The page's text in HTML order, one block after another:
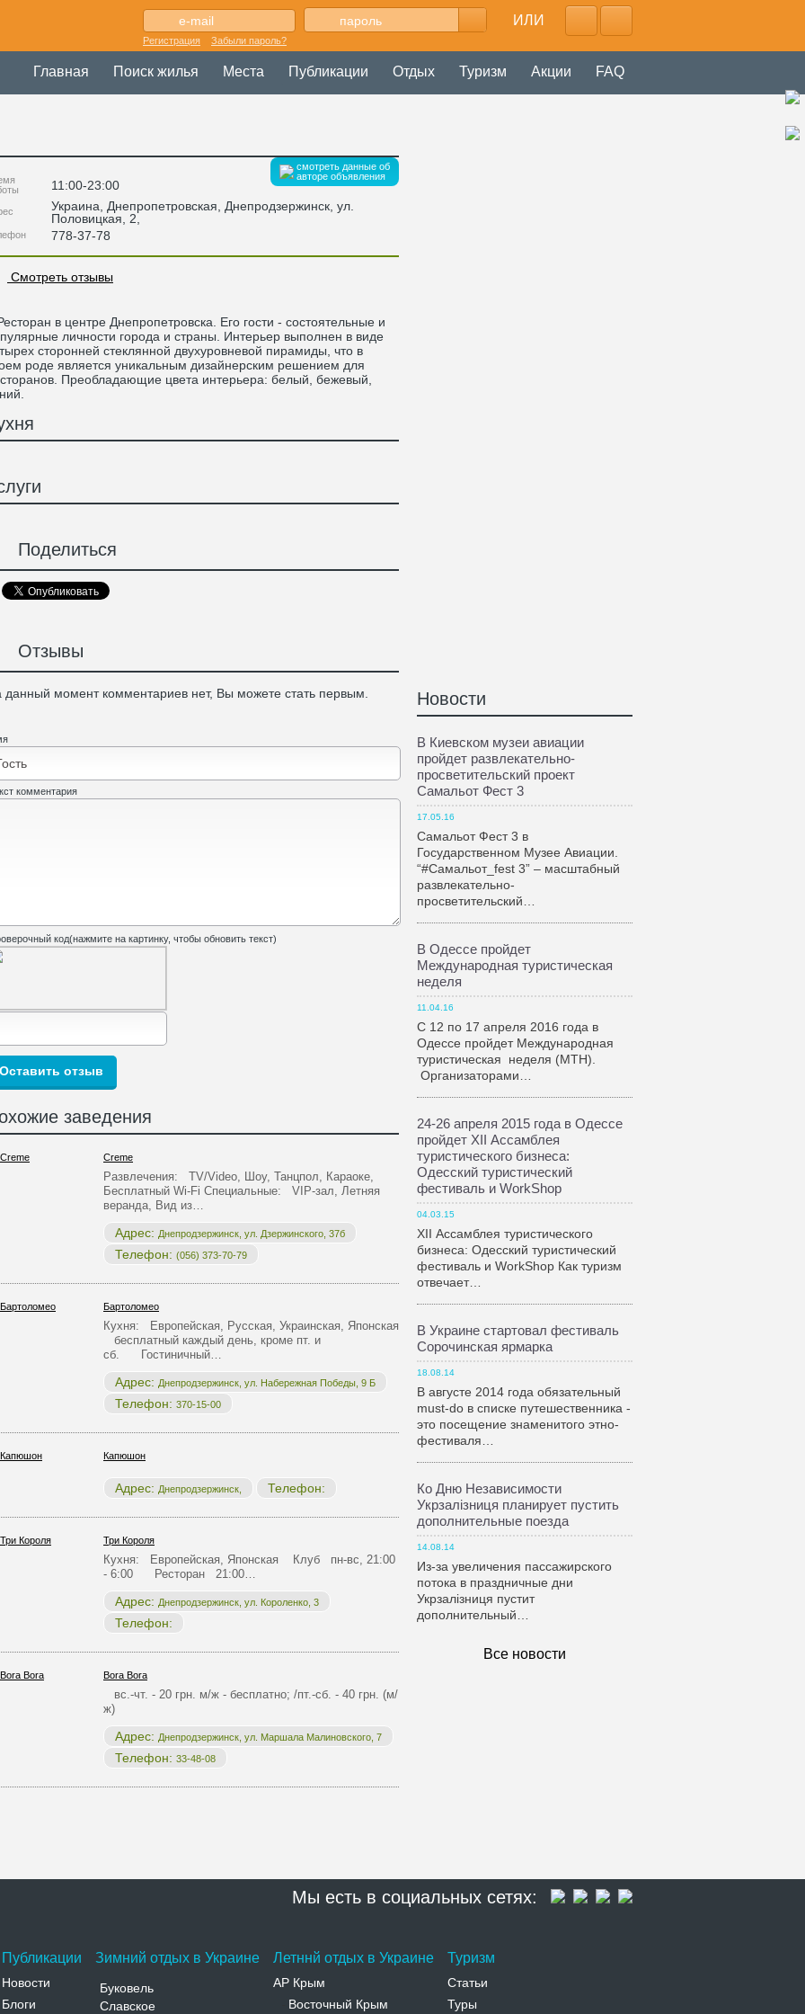
ИЛИ
Регистрация Забыли пароль?
Главная Поиск жилья Места Публикации Отдых Туризм Акции FAQ
смотреть данные об
авторе объявления
11:00-23:00
Украина Днепропетровская , Днепродзержинск, ул.
Половицкая, 2
778-37-78
Смотреть отзывы
в центре Днепропетровска. Его гости - состоятельные и
личности города и страны. Интерьер выполнен в виде
сторонней стеклянной двухуровневой пирамиды, что в
роде является уникальным дизайнерским решением для
Преобладающие цвета интерьера: белый, бежевый,
Поделиться
Отзывы
данный момент комментариев нет, Вы можете стать первым.
комментария
код(нажмите на картинку, чтобы обновить текст)
заведения
Creme
Развлечения: TV/Video, Шоу, Танцпол, Караоке,
Бесплатный Wi-Fi Специальные: VIP-зал, Летняя
веранда, Вид из…
Адрес: Днепродзержинск, ул. Дзержинского, 37б
Телефон: (056) 373-70-79
Бартоломео
Кухня: Европейская, Русская, Украинская, Японская
бесплатный каждый день, кроме пт. и
сб. Гостиничный…
Адрес: Днепродзержинск, ул. Набережная Победы, 9 Б
Телефон: 370-15-00
Капюшон
Адрес: Днепродзержинск, Телефон:
Три Короля
Кухня: Европейская, Японская Клуб пн-вс, 21:00
- 6:00 Ресторан 21:00…
Адрес: Днепродзержинск, ул. Короленко, 3
Телефон:
Bora Bora
вс.-чт. - 20 грн. м/ж - бесплатно; /пт.-сб. - 40 грн. (м/
ж)
Адрес: Днепродзержинск, ул. Маршала Малиновского, 7
Телефон: 33-48-08
Новости
В Киевском музеи авиации
пройдет развлекательно-
просветительский проект
Самальот Фест 3
17.05.16
Самальот Фест 3 в
Государственном Музее Авиации.
“#Самальот_fest 3” – масштабный
развлекательно-
просветительский…
В Одессе пройдет
Международная туристическая
неделя
11.04.16
С 12 по 17 апреля 2016 года в
Одессе пройдет Международная
туристическая неделя (МТН).
Организаторами…
24-26 апреля 2015 года в Одессе
пройдет XII Ассамблея
туристического бизнеса:
Одесский туристический
фестиваль и WorkShop
04.03.15
XII Ассамблея туристического
бизнеса: Одесский туристический
фестиваль и WorkShop Как туризм
отвечает…
В Украине стартовал фестиваль
Сорочинская ярмарка
18.08.14
В августе 2014 года обязательный
must-do в списке путешественника -
это посещение знаменитого этно-
фестиваля…
Ко Дню Независимости
Укрзалiзниця планирует пустить
дополнительные поезда
14.08.14
Из-за увеличения пассажирского
потока в праздничные дни
Укрзалiзниця пустит
дополнительный…
Все новости
Мы есть в социальных сетях:
Публикации
Новости
Блоги
Зимний отдых в Украине
Буковель
Славское
Летннй отдых в Украине
АР Крым
Восточный Крым
Туризм
Статьи
Туры